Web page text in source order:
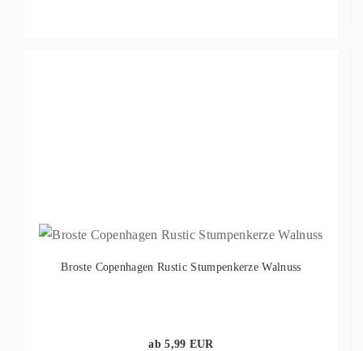
Broste Copenhagen Rustic Stumpenkerze Walnuss
ab 5,99 EUR